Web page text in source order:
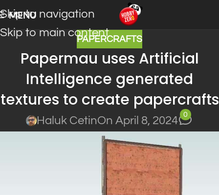
Skip to navigation
Skip to main content
MENU
PAPERCRAFTS
Papermau uses Artificial
Intelligence generated
textures to create papercrafts
Haluk CetinOn April 8, 2024
0